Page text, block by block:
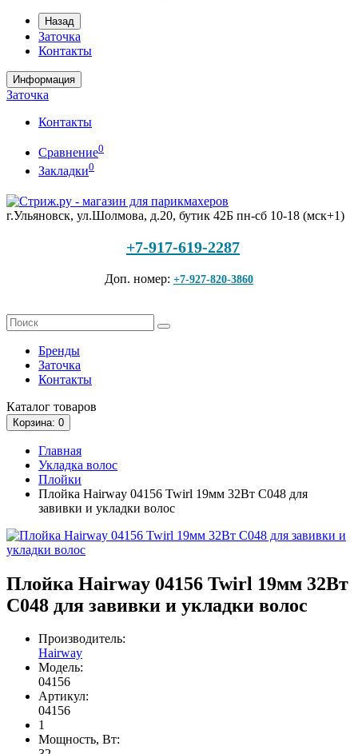
Назад
Заточка
Контакты
Информация
Заточка
Контакты
Сравнение0
Закладки0
г.Ульяновск, ул.Шолмова, д.20, бутик 42Б пн-сб 10-18 (мск+1)
+7-917-619-2287
Доп. номер: +7-927-820-3860
Бренды
Заточка
Контакты
Каталог товаров
Корзина: 0
Главная
Укладка волос
Плойки
Плойка Hairway 04156 Twirl 19мм 32Вт С048 для
завивки и укладки волос
Плойка Hairway 04156 Twirl 19мм 32Вт
С048 для завивки и укладки волос
Производитель:
Hairway
Модель:
04156
Артикул:
04156
1
Мощность, Вт: